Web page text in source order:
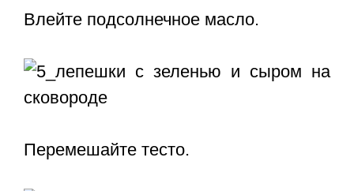
Влейте подсолнечное масло.
Перемешайте тесто.